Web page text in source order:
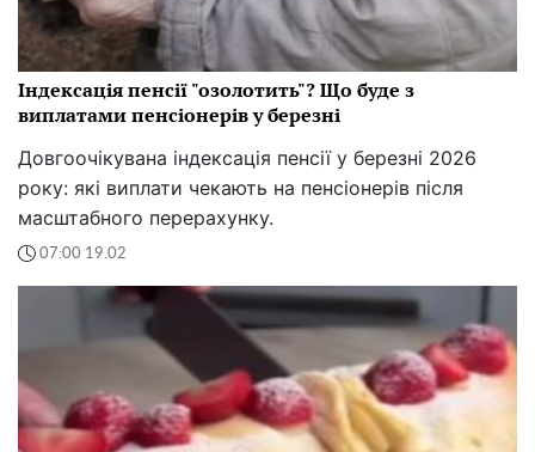
Індексація пенсії "озолотить"? Що буде з
виплатами пенсіонерів у березні
Довгоочікувана індексація пенсії у березні 2026
року: які виплати чекають на пенсіонерів після
масштабного перерахунку.
07:00 19.02